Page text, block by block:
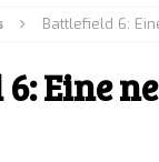
Adventure lässt
Battlefield 6:
Eine